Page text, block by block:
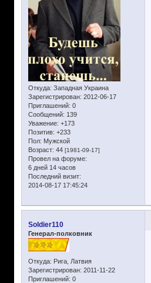
Откуда: Западная Украина
Зарегистрирован: 2012-06-17
Приглашений: 0
Сообщений: 139
Уважение: +173
Позитив: +233
Пол: Мужской
Возраст: 44 [1981-09-17]
Провел на форуме:
6 дней 14 часов
Последний визит:
2014-08-17 17:45:24
Soldier110
Генерал-полковник
Откуда: Рига, Латвия
Зарегистрирован: 2011-11-22
Приглашений: 0